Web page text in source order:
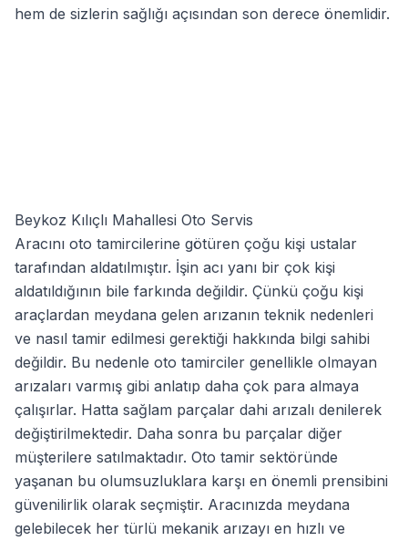
hem de sizlerin sağlığı açısından son derece önemlidir.
Beykoz Kılıçlı Mahallesi Oto Servis
Aracını oto tamircilerine götüren çoğu kişi ustalar
tarafından aldatılmıştır. İşin acı yanı bir çok kişi
aldatıldığının bile farkında değildir. Çünkü çoğu kişi
araçlardan meydana gelen arızanın teknik nedenleri
ve nasıl tamir edilmesi gerektiği hakkında bilgi sahibi
değildir. Bu nedenle oto tamirciler genellikle olmayan
arızaları varmış gibi anlatıp daha çok para almaya
çalışırlar. Hatta sağlam parçalar dahi arızalı denilerek
değiştirilmektedir. Daha sonra bu parçalar diğer
müşterilere satılmaktadır. Oto tamir sektöründe
yaşanan bu olumsuzluklara karşı en önemli prensibini
güvenilirlik olarak seçmiştir. Aracınızda meydana
gelebilecek her türlü mekanik arızayı en hızlı ve